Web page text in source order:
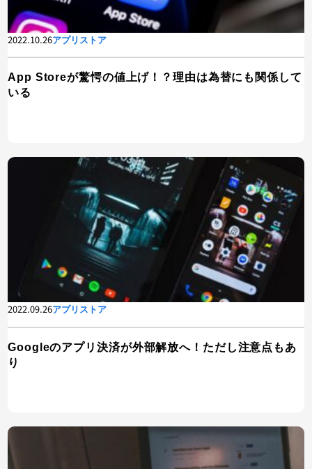
2022.10.26アプリストア
App Storeが驚愕の値上げ！？理由は為替にも関係して
いる
2022.09.26アプリストア
Googleのアプリ決済が外部解放へ！ただし注意点もあ
り